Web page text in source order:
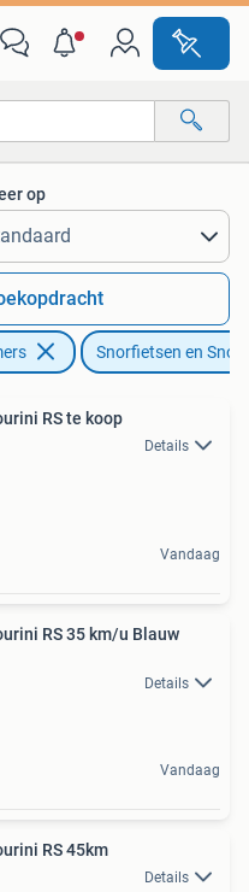
op
Snorfietsen en
RS te koop
Details
Vandaag
RS 35 km/u Blauw
Details
Vandaag
RS 45km
Details